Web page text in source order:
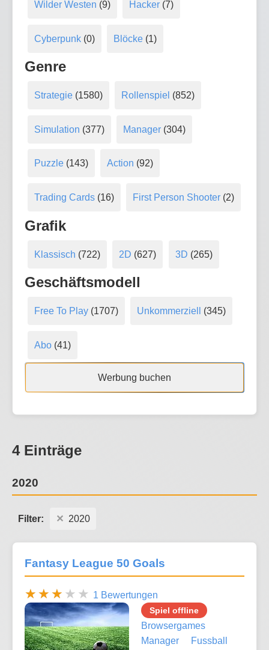
Wilder Westen (9) Hacker (7)
Cyberpunk(0) Blöcke (1)
Genre
Strategie(1580) Rollenspiel (852)
Simulation (377) Manager (304)
Puzzle(143) Action (92)
Trading Cards(16) First Person Shooter (2)
Grafik
Klassisch (722) 2D (627) 3D (265)
Geschäftsmodell
Free To Play(1707) Unkommerziell (345)
Abo(41)
Werbung buchen
4 Einträge
2020
Filter: 2020
Fantasy League 50 Goals
1 Bewertungen
Spiel offline
Browsergames
Manager
Fussball